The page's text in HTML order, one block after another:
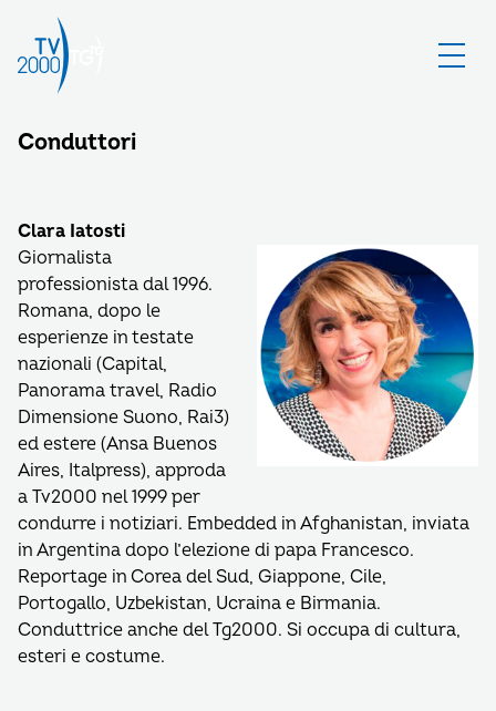
Conduttori
Clara Iatosti
Giornalista
professionista dal 1996.
Romana, dopo le
esperienze in testate
nazionali (Capital,
Panorama travel, Radio
Dimensione Suono, Rai3)
ed estere (Ansa Buenos
Aires, Italpress), approda
a Tv2000 nel 1999 per
condurre i notiziari. Embedded in Afghanistan, inviata
in Argentina dopo l’elezione di papa Francesco.
Reportage in Corea del Sud, Giappone, Cile,
Portogallo, Uzbekistan, Ucraina e Birmania.
Conduttrice anche del Tg2000. Si occupa di cultura,
esteri e costume.